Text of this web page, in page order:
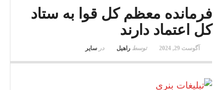
فرمانده معظم کل قوا به ستاد
کل اعتماد دارند
آگوست 29, 2024 توسط راهیل در سایر